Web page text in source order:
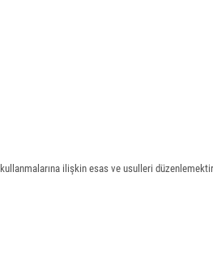
ilişkin esas ve usulleri